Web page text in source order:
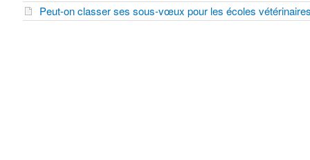
Peut-on classer ses sous-vœux pour les écoles